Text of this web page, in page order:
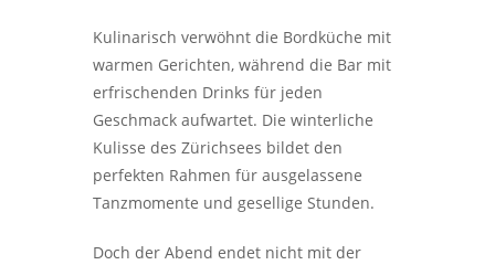
Kulinarisch verwöhnt die Bordküche mit
warmen Gerichten, während die Bar mit
erfrischenden Drinks für jeden
Geschmack aufwartet. Die winterliche
Kulisse des Zürichsees bildet den
perfekten Rahmen für ausgelassene
Tanzmomente und gesellige Stunden.
Doch der Abend endet nicht mit der